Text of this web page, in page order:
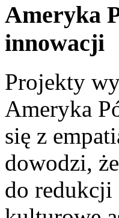
Ameryka
innowacji
Projekty
Ameryka
się z
dowodzi, że
do redukcji